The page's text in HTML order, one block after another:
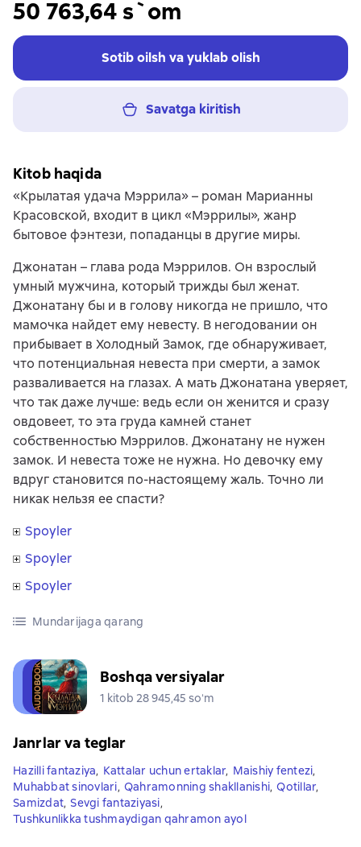
50 763,64 s`om
Sotib oilsh va yuklab olish
Savatga kiritish
Kitob haqida
«Крылатая удача Мэррила» – роман Марианны
Красовской, входит в цикл «Мэррилы», жанр
бытовое фэнтези, попаданцы в другие миры.
Джонатан – глава рода Мэррилов. Он взрослый
умный мужчина, который трижды был женат.
Джонатану бы и в голову никогда не пришло, что
мамочка найдет ему невесту. В негодовании он
прибывает в Холодный Замок, где обнаруживает,
что потенциальная невеста при смерти, а замок
разваливается на глазах. А мать Джонатана уверяет,
что так даже лучше: ведь если он женится и сразу
овдовеет, то эта груда камней станет
собственностью Мэррилов. Джонатану не нужен
замок. И невеста тоже не нужна. Но девочку ему
вдруг становится по-настоящему жаль. Точно ли
никак нельзя ее спасти?
Spoyler
Spoyler
Spoyler
Mundarijaga qarang
Boshqa versiyalar
1 kitob 28 945,45 soʻm
Janrlar va teglar
Hazilli fantaziya, Kattalar uchun ertaklar, Maishiy fentezi,
Muhabbat sinovlari, Qahramonning shakllanishi, Qotillar,
Samizdat, Sevgi fantaziyasi,
Tushkunlikka tushmaydigan qahramon ayol